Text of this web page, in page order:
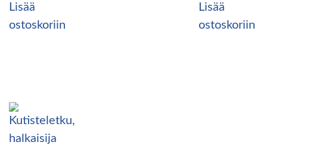
Lisää
ostoskoriin
Lisää
ostoskoriin